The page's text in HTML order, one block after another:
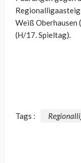
Weiß Oberhausen
(H/17. Spieltag).
Tags :